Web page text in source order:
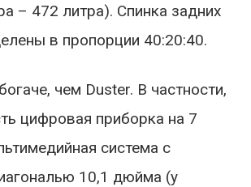
– 472 литра). Спинка задних
в пропорции 40:20:40.
чем Duster. В частности,
цифровая приборка на 7
система с
10,1 дюйма (у